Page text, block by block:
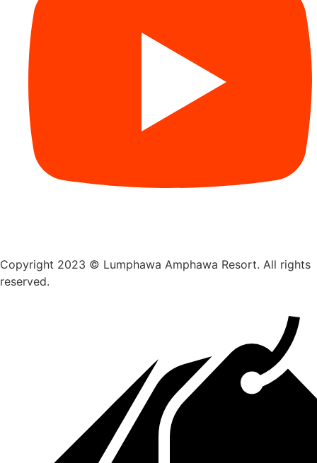
Copyright 2023 © Lumphawa Amphawa Resort. All rights
reserved.